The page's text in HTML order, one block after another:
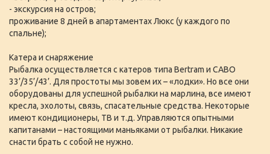
- экскурсия на остров;
проживание 8 дней в апартаментах Люкс (у каждого по
спальне);
Катера и снаряжение
Рыбалка осуществляется с катеров типа Bertram и CABO
33’/35’/43’. Для простоты мы зовем их – «лодки». Но все они
оборудованы для успешной рыбалки на марлина, все имеют
кресла, эхолоты, связь, спасательные средства. Некоторые
имеют кондиционеры, ТВ и т.д. Управляются опытными
капитанами – настоящими маньяками от рыбалки. Никакие
снасти брать с собой не нужно.